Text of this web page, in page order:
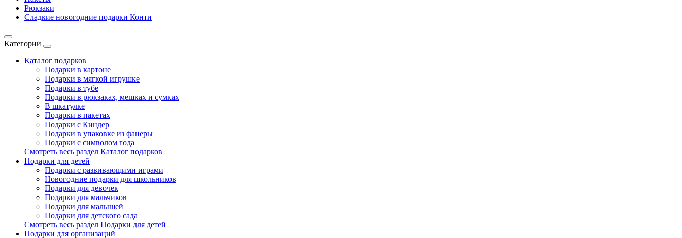
Рюкзаки
Сладкие новогодние подарки Конти
Категории
Каталог подарков
Подарки в картоне
Подарки в мягкой игрушке
Подарки в тубе
Подарки в рюкзаках, мешках и сумках
В шкатулке
Подарки в пакетах
Подарки с Киндер
Подарки в упаковке из фанеры
Подарки с символом года
Смотреть весь раздел Каталог подарков
Подарки для детей
Подарки с развивающими играми
Новогодние подарки для школьников
Подарки для девочек
Подарки для мальчиков
Подарки для малышей
Подарки для детского сада
Смотреть весь раздел Подарки для детей
Подарки для организаций